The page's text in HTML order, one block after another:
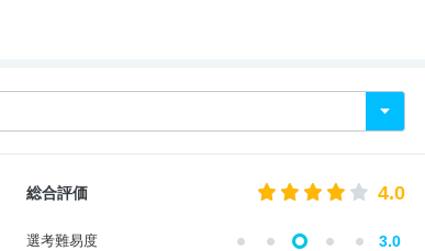
総合評価 4.0
選考難易度 3.0